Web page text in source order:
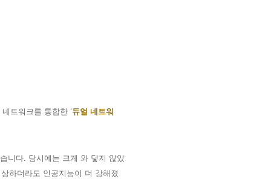
트워크를 통합한 ‘듀얼 네트워
니다. 당시에는 크게 와 닿지 않았
하더라도 인공지능이 더 강해졌